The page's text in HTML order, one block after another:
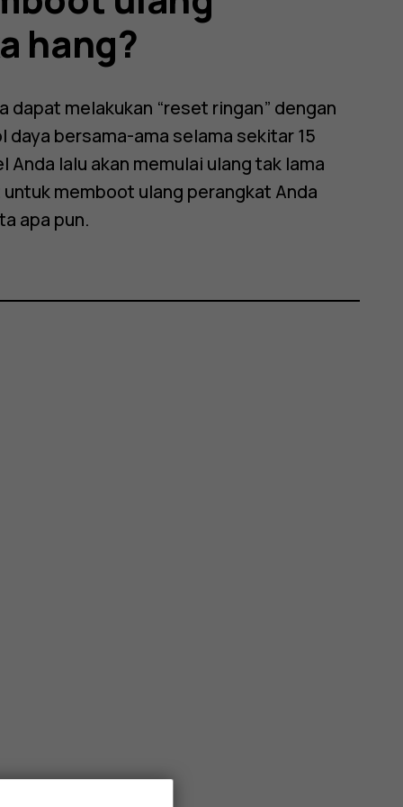
hang?
melakukan “reset ringan” dengan
bersama-ama selama sekitar 15
lalu akan memulai ulang tak lama
memboot ulang perangkat Anda
apa pun.